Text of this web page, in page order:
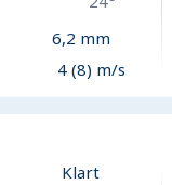
6,2 mm
4 (8) m/s
Klart